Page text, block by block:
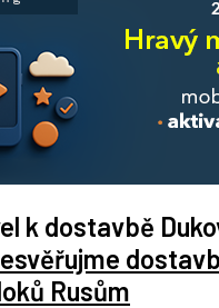
k dostavbě
Rusům